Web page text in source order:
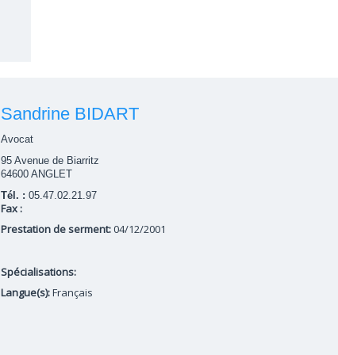
Sandrine BIDART
Avocat
95 Avenue de Biarritz
64600 ANGLET
Tél. : 05.47.02.21.97
Fax :
Prestation de serment:04/12/2001
Spécialisations:
Langue(s):Français